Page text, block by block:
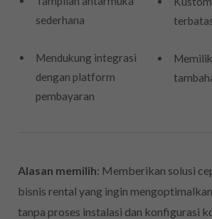
sederhana
Mendukung integrasi
dengan platform
pembayaran
Alasan memilih: Memberikan solusi
bisnis rental yang ingin
tanpa proses instalasi dan konfigurasi